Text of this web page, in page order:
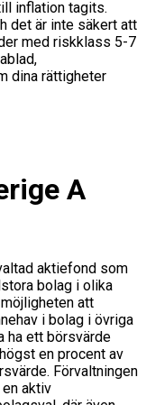
inflation tagits.
det är inte säkert att
med riskklass 5-7
dina rättigheter
A
aktiefond som
bolag i olika
att
i bolag i övriga
ha ett börsvärde
en procent av
Förvaltningen
aktiv